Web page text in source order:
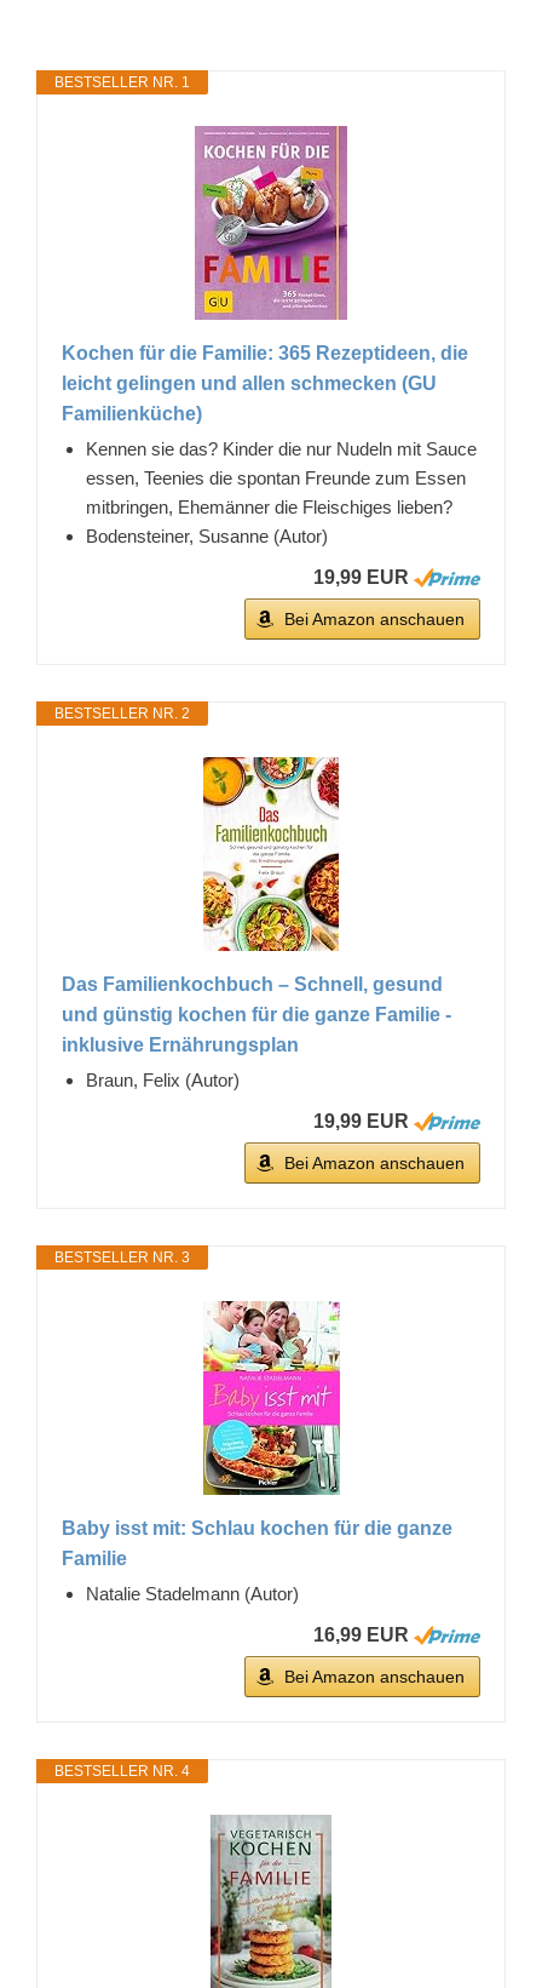
BESTSELLER NR. 1
Kochen für die Familie: 365 Rezeptideen, die
leicht gelingen und allen schmecken (GU
Familienküche)
Kennen sie das? Kinder die nur Nudeln mit Sauce
essen, Teenies die spontan Freunde zum Essen
mitbringen, Ehemänner die Fleischiges lieben?
Bodensteiner, Susanne (Autor)
19,99 EUR
Bei Amazon anschauen
BESTSELLER NR. 2
Das Familienkochbuch – Schnell, gesund
und günstig kochen für die ganze Familie -
inklusive Ernährungsplan
Braun, Felix (Autor)
19,99 EUR
Bei Amazon anschauen
BESTSELLER NR. 3
Baby isst mit: Schlau kochen für die ganze
Familie
Natalie Stadelmann (Autor)
16,99 EUR
Bei Amazon anschauen
BESTSELLER NR. 4